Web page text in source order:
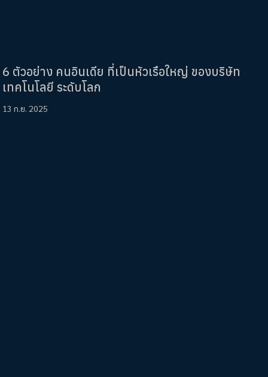
6 ตัวอย่าง คนอินเดีย ที่เป็นหัวเรือใหญ่ ของบริษัท
เทคโนโลยี ระดับโลก
13 ก.ย. 2025